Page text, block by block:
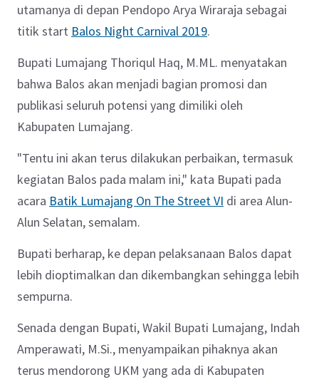
utamanya di depan Pendopo Arya Wiraraja sebagai
titik start Balos Night Carnival 2019.
Bupati Lumajang Thoriqul Haq, M.ML. menyatakan
bahwa Balos akan menjadi bagian promosi dan
publikasi seluruh potensi yang dimiliki oleh
Kabupaten Lumajang.
"Tentu ini akan terus dilakukan perbaikan, termasuk
kegiatan Balos pada malam ini," kata Bupati pada
acara Batik Lumajang On The Street VI di area Alun-
Alun Selatan, semalam.
Bupati berharap, ke depan pelaksanaan Balos dapat
lebih dioptimalkan dan dikembangkan sehingga lebih
sempurna.
Senada dengan Bupati, Wakil Bupati Lumajang, Indah
Amperawati, M.Si., menyampaikan pihaknya akan
terus mendorong UKM yang ada di Kabupaten